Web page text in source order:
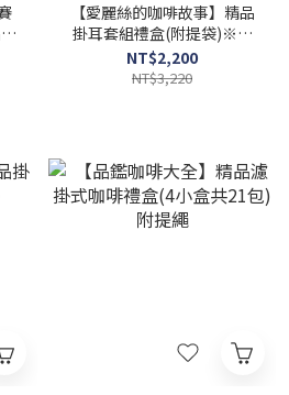
【愛麗絲的咖啡故事】精品
掛耳套組禮盒(附提袋)※僅
限宅配
NT$2,200
NT$3,220